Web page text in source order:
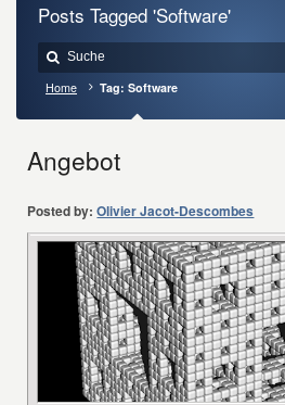
Posts Tagged 'Software'
Home Tag: Software
Angebot
Posted by: Olivier Jacot-Descombes